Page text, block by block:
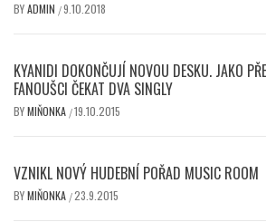
BYADMIN /9.10.2018
KYANIDI DOKONČUJÍ NOVOU DESKU. JAKO
FANOUŠCI ČEKAT DVA SINGLY
BYMIŇONKA /19.10.2015
VZNIKL NOVÝ HUDEBNÍ POŘAD MUSIC ROOM
BYMIŇONKA /23.9.2015